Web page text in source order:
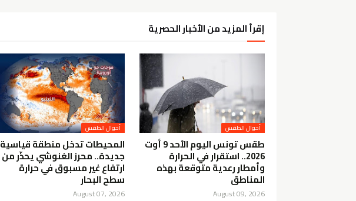
إقرأ المزيد من الأخبار الحصرية
أحوال الطقس
طقس تونس اليوم الأحد 9 أوت
2026.. استقرار في الحرارة
وأمطار رعدية متوقعة بهذه
المناطق
August 09, 2026
أحوال الطقس
المحيطات تدخل منطقة قياسية
جديدة.. محرز الغنوشي يحذّر من
ارتفاع غير مسبوق في حرارة
سطح البحار
August 07, 2026